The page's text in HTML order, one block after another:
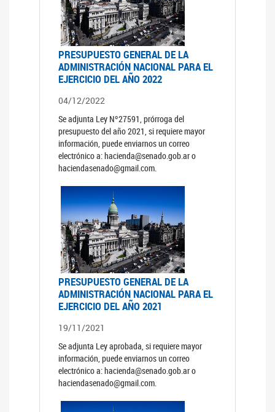
PRESUPUESTO GENERAL DE LA
ADMINISTRACIÓN NACIONAL PARA EL
EJERCICIO DEL AÑO 2022
04/12/2022
Se adjunta Ley Nº27591, prórroga del
presupuesto del año 2021, si requiere mayor
información, puede enviarnos un correo
electrónico a: hacienda@senado.gob.ar o
haciendasenado@gmail.com.
PRESUPUESTO GENERAL DE LA
ADMINISTRACIÓN NACIONAL PARA EL
EJERCICIO DEL AÑO 2021
19/11/2021
Se adjunta Ley aprobada, si requiere mayor
información, puede enviarnos un correo
electrónico a: hacienda@senado.gob.ar o
haciendasenado@gmail.com.